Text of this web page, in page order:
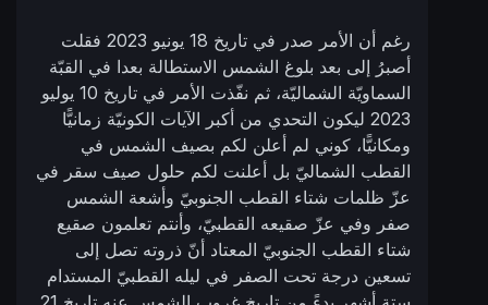
رغم أن الأمر صدر في تاريخ 18 يونيو 2023 فقلت
أصبرُ إلى بعد بلوغ الشمس الاستطالة بعدا في القبّة
السماويّة الشماليّة، ثم نفّذت الأمر في تاريخ 10 يوليو
2023 ليكون التحدي من أكبر الآيات الكونيّة زمانيًّا
ومكانيًّا، كوني لم أعلن لكم بصيف الشمس في
القطب الشماليّ بل أعلنت لكم حلول صيف سقر في
عزّ ظلمات شتاء القطب الجنوبيّ وأشعة الشمس
صفر وفي عزّ صقيعه القطبيّ، وأنتم تعلمون صقيع
شتاء القطب الجنوبيّ المعتاد أنّ ذروته تصل إلى
تسعين درجة تحت الصفر في ليله القطبيّ المستدام